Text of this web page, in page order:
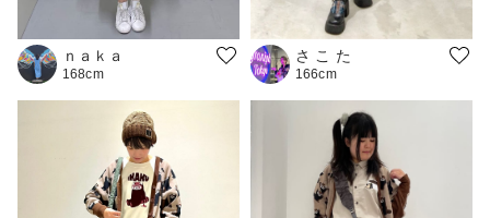
ｎａｋａ
168cm
さ こ た
166cm